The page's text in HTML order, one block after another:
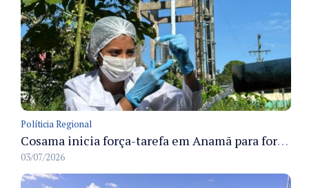
Políticia Regional
Cosama inicia força-tarefa em Anamã para fortalecer abastecimento de água e segurança hídrica da população
03/07/2026